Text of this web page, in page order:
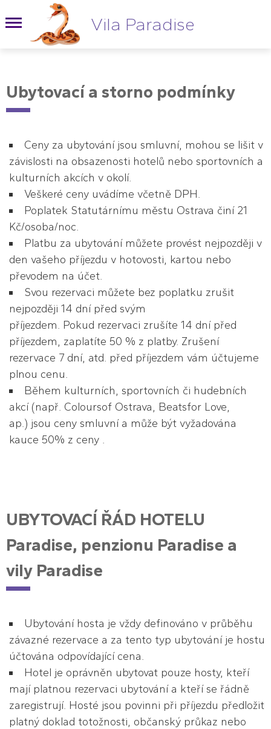
Vila Paradise
Ubytovací a storno podmínky
Ceny za ubytování jsou smluvní, mohou se lišit v
závislosti na obsazenosti hotelů nebo sportovních a
kulturních akcích v okolí.
Veškeré ceny uvádíme včetně DPH.
Poplatek Statutárnímu městu Ostrava činí 21
Kč/osoba/noc.
Platbu za ubytování můžete provést nejpozději v
den vašeho příjezdu v hotovosti, kartou nebo
převodem na účet.
Svou rezervaci můžete bez poplatku zrušit
nejpozději 14 dní před svým
příjezdem. Pokud rezervaci zrušíte 14 dní před
příjezdem, zaplatíte 50 % z platby. Zrušení
rezervace 7 dní, atd. před příjezdem vám účtujeme
plnou cenu.
Během kulturních, sportovních či hudebních
akcí (např. Coloursof Ostrava, Beatsfor Love,
ap.) jsou ceny smluvní a může být vyžadována
kauce 50% z ceny .
UBYTOVACÍ ŘÁD HOTELU
Paradise, penzionu Paradise a
vily Paradise
Ubytování hosta je vždy definováno v průběhu
závazné rezervace a za tento typ ubytování je hostu
účtována odpovídající cena.
Hotel je oprávněn ubytovat pouze hosty, kteří
mají platnou rezervaci ubytování a kteří se řádně
zaregistrují. Hosté jsou povinni při příjezdu předložit
platný doklad totožnosti, občanský průkaz nebo